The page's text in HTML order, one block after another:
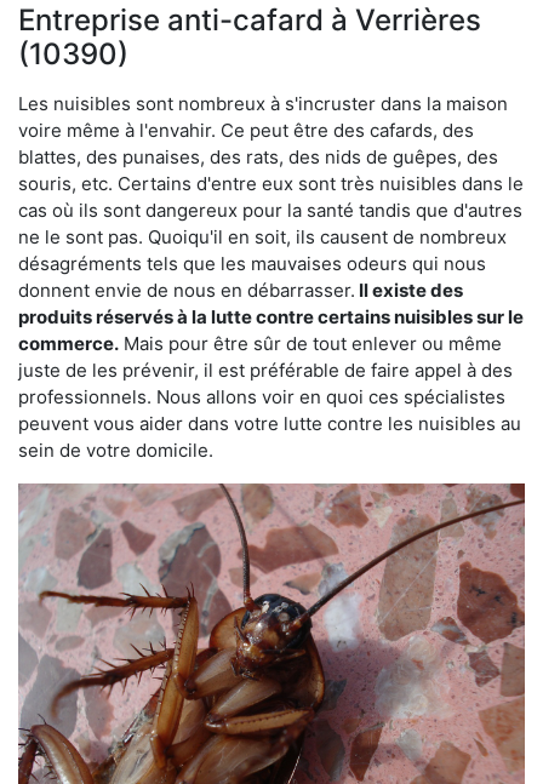
Entreprise anti-cafard à Verrières
(10390)
Les nuisibles sont nombreux à s'incruster dans la maison
voire même à l'envahir. Ce peut être des cafards, des
blattes, des punaises, des rats, des nids de guêpes, des
souris, etc. Certains d'entre eux sont très nuisibles dans le
cas où ils sont dangereux pour la santé tandis que d'autres
ne le sont pas. Quoiqu'il en soit, ils causent de nombreux
désagréments tels que les mauvaises odeurs qui nous
donnent envie de nous en débarrasser. Il existe des
produits réservés à la lutte contre certains nuisibles sur le
commerce. Mais pour être sûr de tout enlever ou même
juste de les prévenir, il est préférable de faire appel à des
professionnels. Nous allons voir en quoi ces spécialistes
peuvent vous aider dans votre lutte contre les nuisibles au
sein de votre domicile.